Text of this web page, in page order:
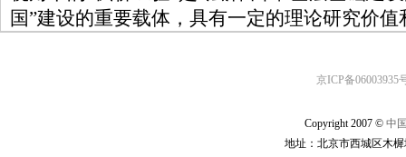
国”建设的重要载体，具有一定的理论研究价
京ICP备06003935
Copyright 2007 © 中
地址：北京市西城区木